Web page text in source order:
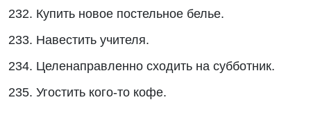
232. Купить новое постельное белье.
233. Навестить учителя.
234. Целенаправленно сходить на субботник.
235. Угостить кого-то кофе.